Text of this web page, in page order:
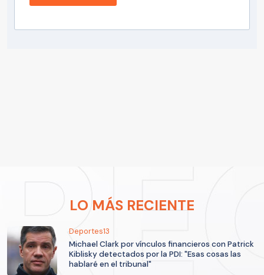
LO MÁS RECIENTE
Deportes13
Michael Clark por vínculos financieros con Patrick
Kiblisky detectados por la PDI: "Esas cosas las
hablaré en el tribunal"